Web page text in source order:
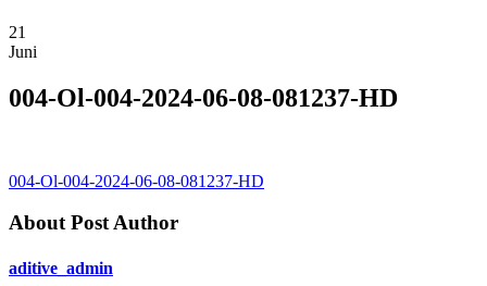
21
Juni
004-Ol-004-2024-06-08-081237-HD
004-Ol-004-2024-06-08-081237-HD
About Post Author
aditive_admin